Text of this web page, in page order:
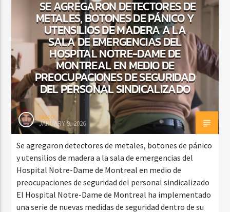
CURRENT SHOW
MEZCLA TROPICAL Y SALSA
7:00 PM 8:00 PM
Beone Radio
SE AGREGARON DETECTORES DE
METALES, BOTONES DE PÁNICO Y
UTENSILIOS DE MADERA A LA
SALA DE EMERGENCIAS DEL
HOSPITAL NOTRE-DAME DE
MONTREAL EN MEDIO DE
PREOCUPACIONES DE SEGURIDAD
DEL PERSONAL SINDICALIZADO
rasco
JANUARY 9, 2026
Se agregaron detectores de metales, botones de pánico
y utensilios de madera a la sala de emergencias del
Hospital Notre-Dame de Montreal en medio de
preocupaciones de seguridad del personal sindicalizado
El Hospital Notre-Dame de Montreal ha implementado
una serie de nuevas medidas de seguridad dentro de su